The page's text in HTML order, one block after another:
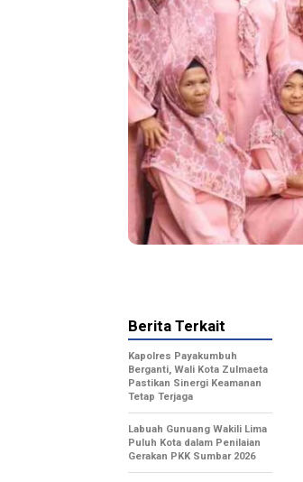
Berita Terkait
Kapolres Payakumbuh
Berganti, Wali Kota Zulmaeta
Pastikan Sinergi Keamanan
Tetap Terjaga
Labuah Gunuang Wakili Lima
Puluh Kota dalam Penilaian
Gerakan PKK Sumbar 2026